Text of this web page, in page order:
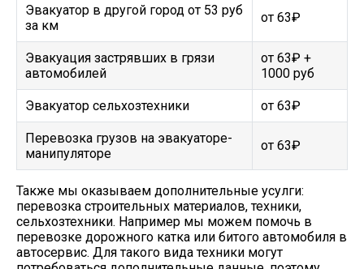
Эвакуатор в другой город от 53 руб
за км
от 63₽
Эвакуация застрявших в грязи
автомобилей
от 63₽ +
1000 руб
Эвакуатор сельхозтехники от 63₽
Перевозка грузов на эвакуаторе-
манипуляторе
от 63₽
Также мы оказываем дополнительные усулги:
перевозка строительных материалов, техники,
сельхозтехники. Например мы можем помочь в
перевозке дорожного катка или битого автомобиля в
автосервис. Для такого вида техники могут